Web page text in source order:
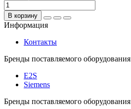
В корзину
Информация
Контакты
Бренды поставляемого оборудования
E2S
Siemens
Бренды поставляемого оборудования